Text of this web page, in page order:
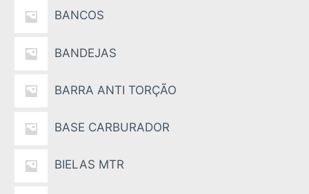
BANCOS
BANDEJAS
BARRA ANTI TORÇÃO
BASE CARBURADOR
BIELAS MTR